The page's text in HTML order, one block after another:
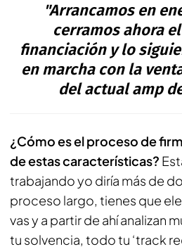
"Arrancamos en
cerramos ahora
financiación y lo
en marcha con la
del actual amp
¿Cómo es el proceso de
de estas características?
trabajando yo diría más de
proceso largo, tienes que
vas y a partir de ahí analizan
tu solvencia, todo tu ‘track